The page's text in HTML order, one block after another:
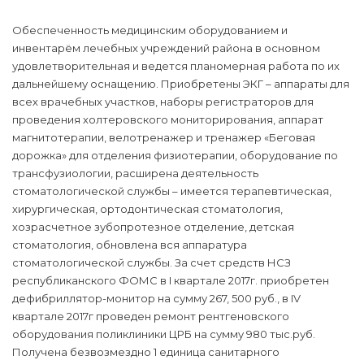
Обеспеченность медицинским оборудованием и
инвентарём лечебных учреждений района в основном
удовлетворительная и ведется планомерная работа по их
дальнейшему оснащению. Приобретены ЭКГ – аппараты для
всех врачебных участков, наборы регистраторов для
проведения холтеровского мониторирования, аппарат
магнитотерапии, велотренажер и тренажер «Беговая
дорожка» для отделения физиотерапии, оборудование по
трансфузиологии, расширена деятельность
стоматологической службы – имеется терапевтическая,
хирургическая, ортодонтическая стоматология,
хозрасчетное зубопротезное отделение, детская
стоматология, обновлена вся аппаратура
стоматологической службы. За счет средств НСЗ
республиканского ФОМС в I квартале 2017г. приобретен
дефибриллятор-монитор на сумму 267, 500 руб., в IV
квартале 2017г проведен ремонт рентгеновского
оборудования поликлиники ЦРБ на сумму 980 тыс.руб.
Получена безвозмездно 1 единица санитарного